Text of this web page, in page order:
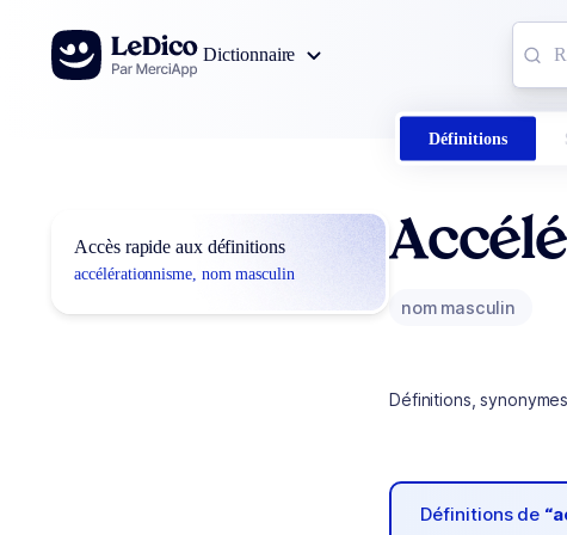
Aller au contenu
Dictionnaire
Définitions
Accès rapide aux définitions
accélérationnisme, nom masculin
nom masculin
Définitions,
Définitions de